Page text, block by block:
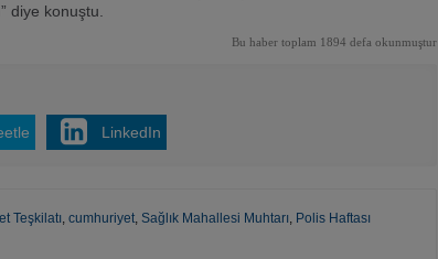
diye konuştu.
Bu haber toplam 1894 defa okunmuştur
LinkedIn
Teşkilatı, cumhuriyet, Sağlık Mahallesi Muhtarı, Polis Haftası